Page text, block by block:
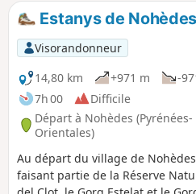
Estanys de Nohèdes
Visorandonneur
14,80 km
+971 m
-
7h 00
Difficile
Départ à Nohèdes (Pyrénées-
Orientales)
Au départ du village de
faisant partie de la Réserve